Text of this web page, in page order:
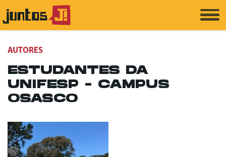
AUTORES
ESTUDANTES DA
UNIFESP - CAMPUS
OSASCO